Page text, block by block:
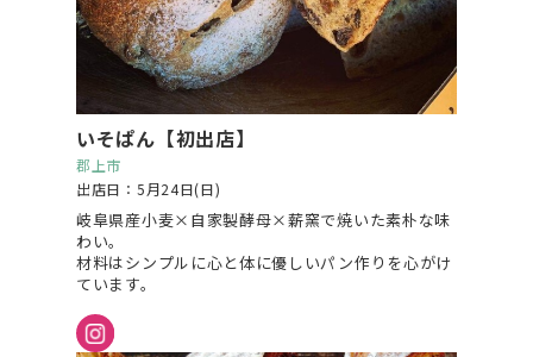
いそぱん【初出店】
郡上市
出店日：5月24日(日)
岐阜県産小麦×自家製酵母×薪窯で焼いた素朴な味
わい。
材料はシンプルに心と体に優しいパン作りを心がけ
ています。